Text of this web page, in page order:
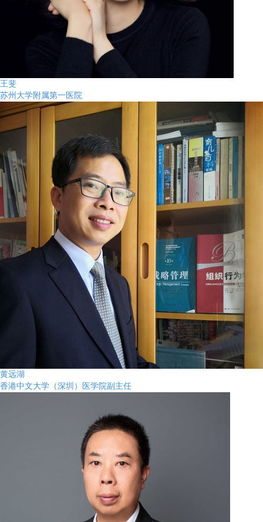
王斐
苏州大学附属第一医院
黄远湖
香港中文大学（深圳）医学院副主任